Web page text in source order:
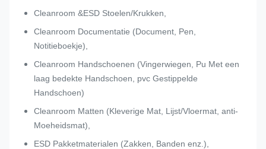
Cleanroom &ESD Stoelen/Krukken,
Cleanroom Documentatie (Document, Pen,
Notitieboekje),
Cleanroom Handschoenen (Vingerwiegen, Pu Met een
laag bedekte Handschoen, pvc Gestippelde
Handschoen)
Cleanroom Matten (Kleverige Mat, Lijst/Vloermat, anti-
Moeheidsmat),
ESD Pakketmaterialen (Zakken, Banden enz.),